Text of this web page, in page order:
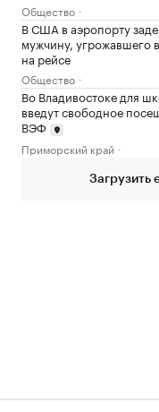
Общество
В США в аэропорту
мужчину, угрожавшего
на рейсе
Общество
Во Владивостоке для
введут свободное
ВЭФ
Приморский край
Загрузить